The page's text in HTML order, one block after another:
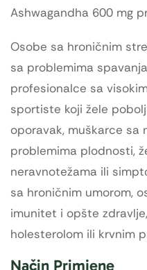
Ashwagandha 600 mg
Osobe sa hroničnim
sa problemima
profesionalce sa
sportiste koji žele
oporavak, muškarce sa
problemima plodnosti,
neravnotežama ili
sa hroničnim umorom,
imunitet i opšte
holesterolom ili krvnim
Način Primjene